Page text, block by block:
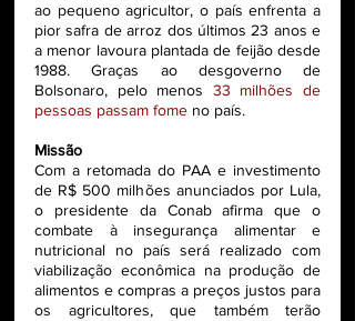
ao pequeno agricultor, o país enfrenta a
pior safra de arroz dos últimos 23 anos e
a menor lavoura plantada de feijão desde
1988. Graças ao desgoverno de
Bolsonaro, pelo menos 33 milhões de
pessoas passam fome no país.
Missão
Com a retomada do PAA e investimento
de R$ 500 milhões anunciados por Lula,
o presidente da Conab afirma que o
combate à insegurança alimentar e
nutricional no país será realizado com
viabilização econômica na produção de
alimentos e compras a preços justos para
os agricultores, que também terão